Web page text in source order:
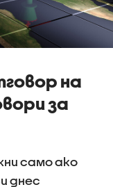
на
за
само ако
днес